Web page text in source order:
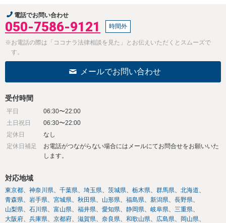
電話でお問い合わせ
050-7586-9121 時間外
※お電話の際は「ココナラ法律相談を見た」とお伝えいただくとスムーズで
す。
メールでお問い合わせ
受付時間
平日
06:30〜22:00
土日祝日
06:30〜22:00
定休日
なし
定休日補足
お電話がつながらない場合にはメールにてお問合せをお願いいた
します。
対応地域
東京都 神奈川県 千葉県 埼玉県 茨城県 栃木県 群馬県
北海道
青森県
岩手県 宮城県 秋田県 山形県 福島県 新潟県
長野県
山梨県
石川県 富山県 福井県 愛知県 静岡県 岐阜県
三重県
大阪府
兵庫県 京都府 滋賀県 奈良県 和歌山県 広島県
岡山県